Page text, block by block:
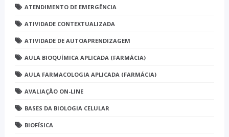
ATENDIMENTO DE EMERGÊNCIA
ATIVIDADE CONTEXTUALIZADA
ATIVIDADE DE AUTOAPRENDIZAGEM
AULA BIOQUÍMICA APLICADA (FARMÁCIA)
AULA FARMACOLOGIA APLICADA (FARMÁCIA)
AVALIAÇÃO ON-LINE
BASES DA BIOLOGIA CELULAR
BIOFÍSICA